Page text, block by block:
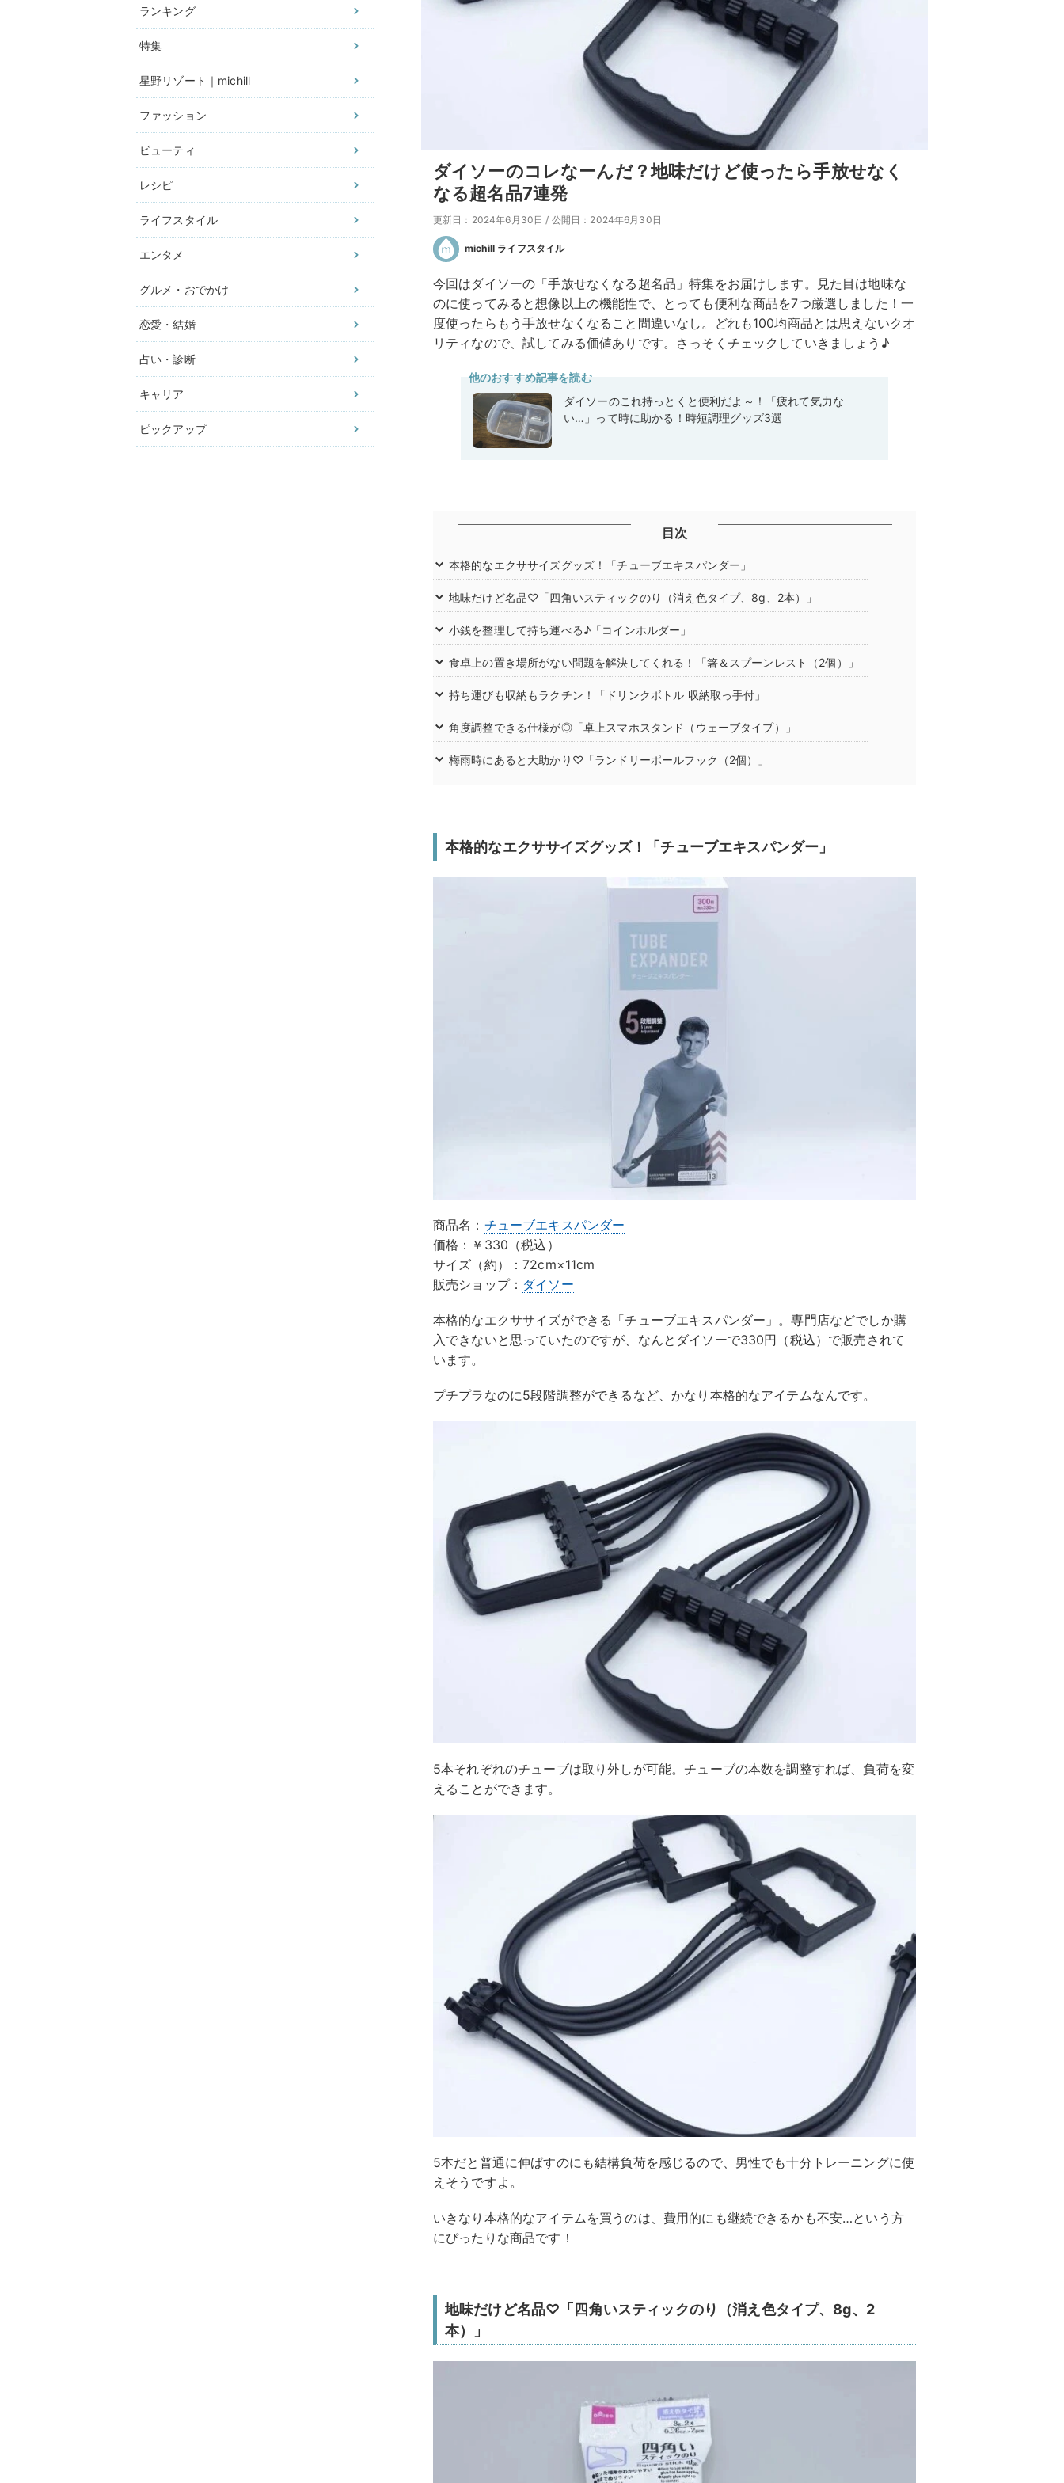
ランキング
特集
星野リゾート｜michill
ファッション
ビューティ
レシピ
ライフスタイル
エンタメ
グルメ・おでかけ
恋愛・結婚
占い・診断
キャリア
ピックアップ
ダイソーのコレなーんだ？地味だけど使ったら手放せなく
なる超名品7連発
更新日：2024年6月30日 / 公開日：2024年6月30日
michill ライフスタイル
今回はダイソーの「手放せなくなる超名品」特集をお届けします。見た目は地味な
のに使ってみると想像以上の機能性で、とっても便利な商品を7つ厳選しました！一
度使ったらもう手放せなくなること間違いなし。どれも100均商品とは思えないクオ
リティなので、試してみる価値ありです。さっそくチェックしていきましょう♪
他のおすすめ記事を読む
ダイソーのこれ持っとくと便利だよ～！「疲れて気力な
い…」って時に助かる！時短調理グッズ3選
目次
本格的なエクササイズグッズ！「チューブエキスパンダー」
地味だけど名品♡「四角いスティックのり（消え色タイプ、8g、2本）」
小銭を整理して持ち運べる♪「コインホルダー」
食卓上の置き場所がない問題を解決してくれる！「箸＆スプーンレスト（2個）」
持ち運びも収納もラクチン！「ドリンクボトル 収納取っ手付」
角度調整できる仕様が◎「卓上スマホスタンド（ウェーブタイプ）」
梅雨時にあると大助かり♡「ランドリーポールフック（2個）」
本格的なエクササイズグッズ！「チューブエキスパンダー」
商品名： チューブエキスパンダー
価格：￥330（税込）
サイズ（約）：72cm×11cm
販売ショップ： ダイソー
本格的なエクササイズができる「チューブエキスパンダー」。専門店などでしか購
入できないと思っていたのですが、なんとダイソーで330円（税込）で販売されて
います。
プチプラなのに5段階調整ができるなど、かなり本格的なアイテムなんです。
5本それぞれのチューブは取り外しが可能。チューブの本数を調整すれば、負荷を変
えることができます。
5本だと普通に伸ばすのにも結構負荷を感じるので、男性でも十分トレーニングに使
えそうですよ。
いきなり本格的なアイテムを買うのは、費用的にも継続できるかも不安…という方
にぴったりな商品です！
地味だけど名品♡「四角いスティックのり（消え色タイプ、8g、2
本）」